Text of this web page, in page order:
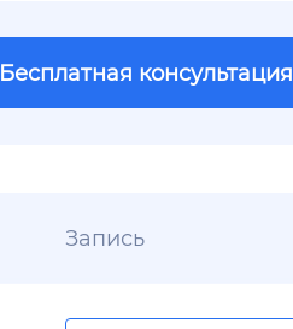
Бесплатная консультация
Запись